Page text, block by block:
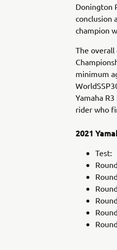
Donington
conclusion
champion
The overall
minimum
Yamaha
rider who
2021
Test: